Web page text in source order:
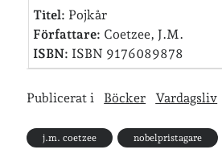
KarinomVålådalsfyrkanten 2024
MariaomVår bröllopsdikt
Fredrik D omLäste i Språktidningen om
Mandalorian, vandring och sommarväder –
Titel: Pojkår
Författare: Coetzee, J.M.
ISBN: ISBN 9176089878
Publicerat i Böcker Vardagsliv
j.m. coetzee nobelpristagare